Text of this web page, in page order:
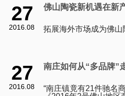
27
2016.08
佛山陶瓷新机遇在新
拓展海外市场成为佛
27
2016.08
南庄如何从“多品牌”
“南庄镇竟有21件驰名